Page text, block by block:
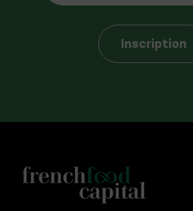
Inscription